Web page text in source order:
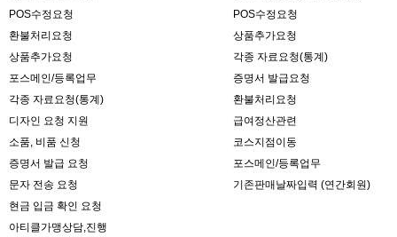
POS수정요청
환불처리요청
상품추가요청
포스메인/등록업무
각종 자료요청(통계)
디자인 요청 지원
소품, 비품 신청
증명서 발급 요청
문자 전송 요청
현금 입금 확인 요청
아티클가맹상담,진행
POS수정요청
상품추가요청
각종 자료요청(통계)
증명서 발급요청
환불처리요청
급여정산관련
코스지점이동
포스메인/등록업무
기존판매날짜입력 (연간회원)